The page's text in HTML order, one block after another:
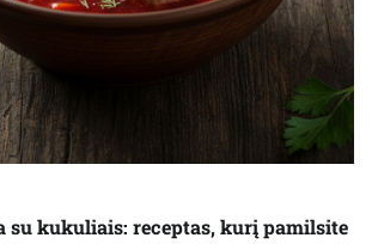
su kukuliais: receptas, kurį pamilsite